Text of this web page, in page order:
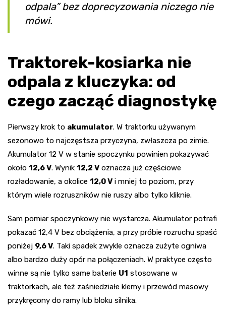
odpala” bez doprecyzowania niczego nie
mówi.
Traktorek-kosiarka nie
odpala z kluczyka: od
czego zacząć diagnostykę
Pierwszy krok to akumulator. W traktorku używanym
sezonowo to najczęstsza przyczyna, zwłaszcza po zimie.
Akumulator 12 V w stanie spoczynku powinien pokazywać
około 12,6 V. Wynik 12,2 V oznacza już częściowe
rozładowanie, a okolice 12,0 V i mniej to poziom, przy
którym wiele rozruszników nie ruszy albo tylko kliknie.
Sam pomiar spoczynkowy nie wystarcza. Akumulator potrafi
pokazać 12,4 V bez obciążenia, a przy próbie rozruchu spaść
poniżej 9,6 V. Taki spadek zwykle oznacza zużyte ogniwa
albo bardzo duży opór na połączeniach. W praktyce często
winne są nie tylko same baterie U1 stosowane w
traktorkach, ale też zaśniedziałe klemy i przewód masowy
przykręcony do ramy lub bloku silnika.